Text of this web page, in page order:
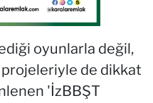
oyunlarla değil,
de dikkat
'İzBBŞT